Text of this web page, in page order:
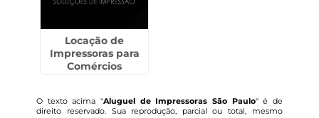
Locação de
Impressoras para
Comércios
O texto acima "Aluguel de Impressoras São Paulo" é de
direito reservado. Sua reprodução, parcial ou total, mesmo